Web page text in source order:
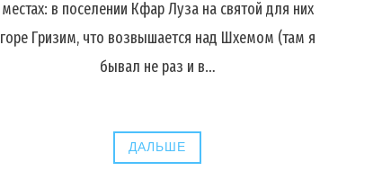
местах: в поселении Кфар Луза на святой для них
горе Гризим, что возвышается над Шхемом (там я
бывал не раз и в…
ДАЛЬШЕ